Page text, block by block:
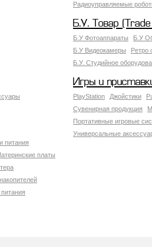
Радиоуправляемые
Б.У. Товар (Trade
Б.У Фотоаппараты Б.У
Б.У Видеокамеры
Ретро
Б.У. Студийное
Игры и
PlayStation Джойстики
Сувенирная продукция
Портативные игровые
Универсальные
питания
платы